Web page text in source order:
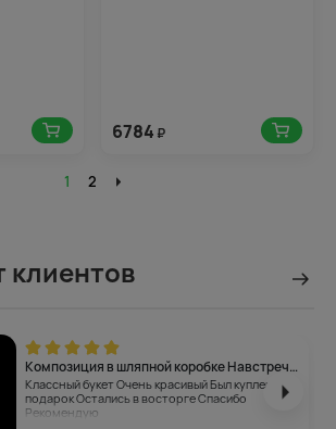
6784 ₽
1 2
клиентов
Композиция в шляпной коробке Навстречу чудесам
Классный букет Очень красивый Был куплен в
подарок Остались в восторге Спасибо
Рекомендую